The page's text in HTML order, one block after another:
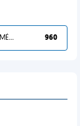
TU L'AS BIEN MÉRITÉ 960